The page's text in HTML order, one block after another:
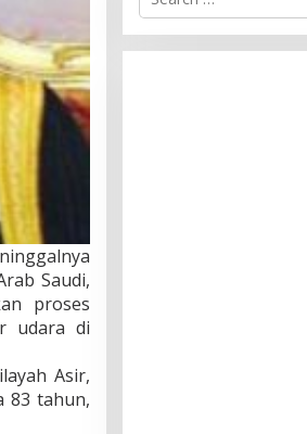
Saudi,
proses
udara di
Asir,
83 tahun,
r